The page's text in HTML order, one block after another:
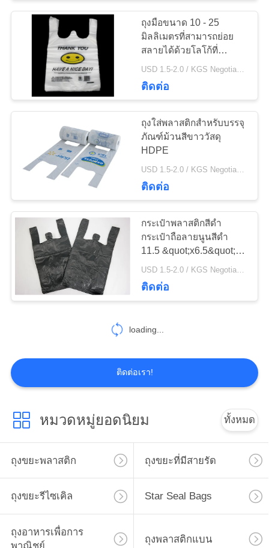
ถุงช้อปปิ้งเสื้อ T
กระเป๋าใส่จดหมาย
พลาสติก
9
ซิปล็อคถุงพลาสติก
14
ถุงของขวัญขายปลีก
8
ถุงมือขนาด 10 - 25
มิลลิเมตรที่สามารถย่อย
สลายได้ด้วยโลโก้ที่
กำหนดเอง
ติดต่อ
ถุงใส่พลาสติกสำหรับบรรจุ
ภัณฑ์ม้วนสีขาววัสดุ
HDPE
USD 1.5-2.0 / KGS Negotiable MOQ:1000 กก
ติดต่อ
กระเป๋าพลาสติกสีดำ
กระเป๋าถือลายนูนสีดำ
11.5 &quot;x6.5&quot;
x21.5 &quot;13 ไมครอน -
USD 1.5-2.0 / KGS Negotiable MOQ:1000 กก
ติดต่อ
loading...
ติดต่อเรา!
หมวดหมู่ยอดนิยม ทั้งหมด
ถุงขยะพลาสติก ถุงขยะที่มีสายรัด
ถุงขยะรีไซเคิล Star Seal Bags
ถุงอาหารเพื่อการ
ถุงพลาสติกแบน